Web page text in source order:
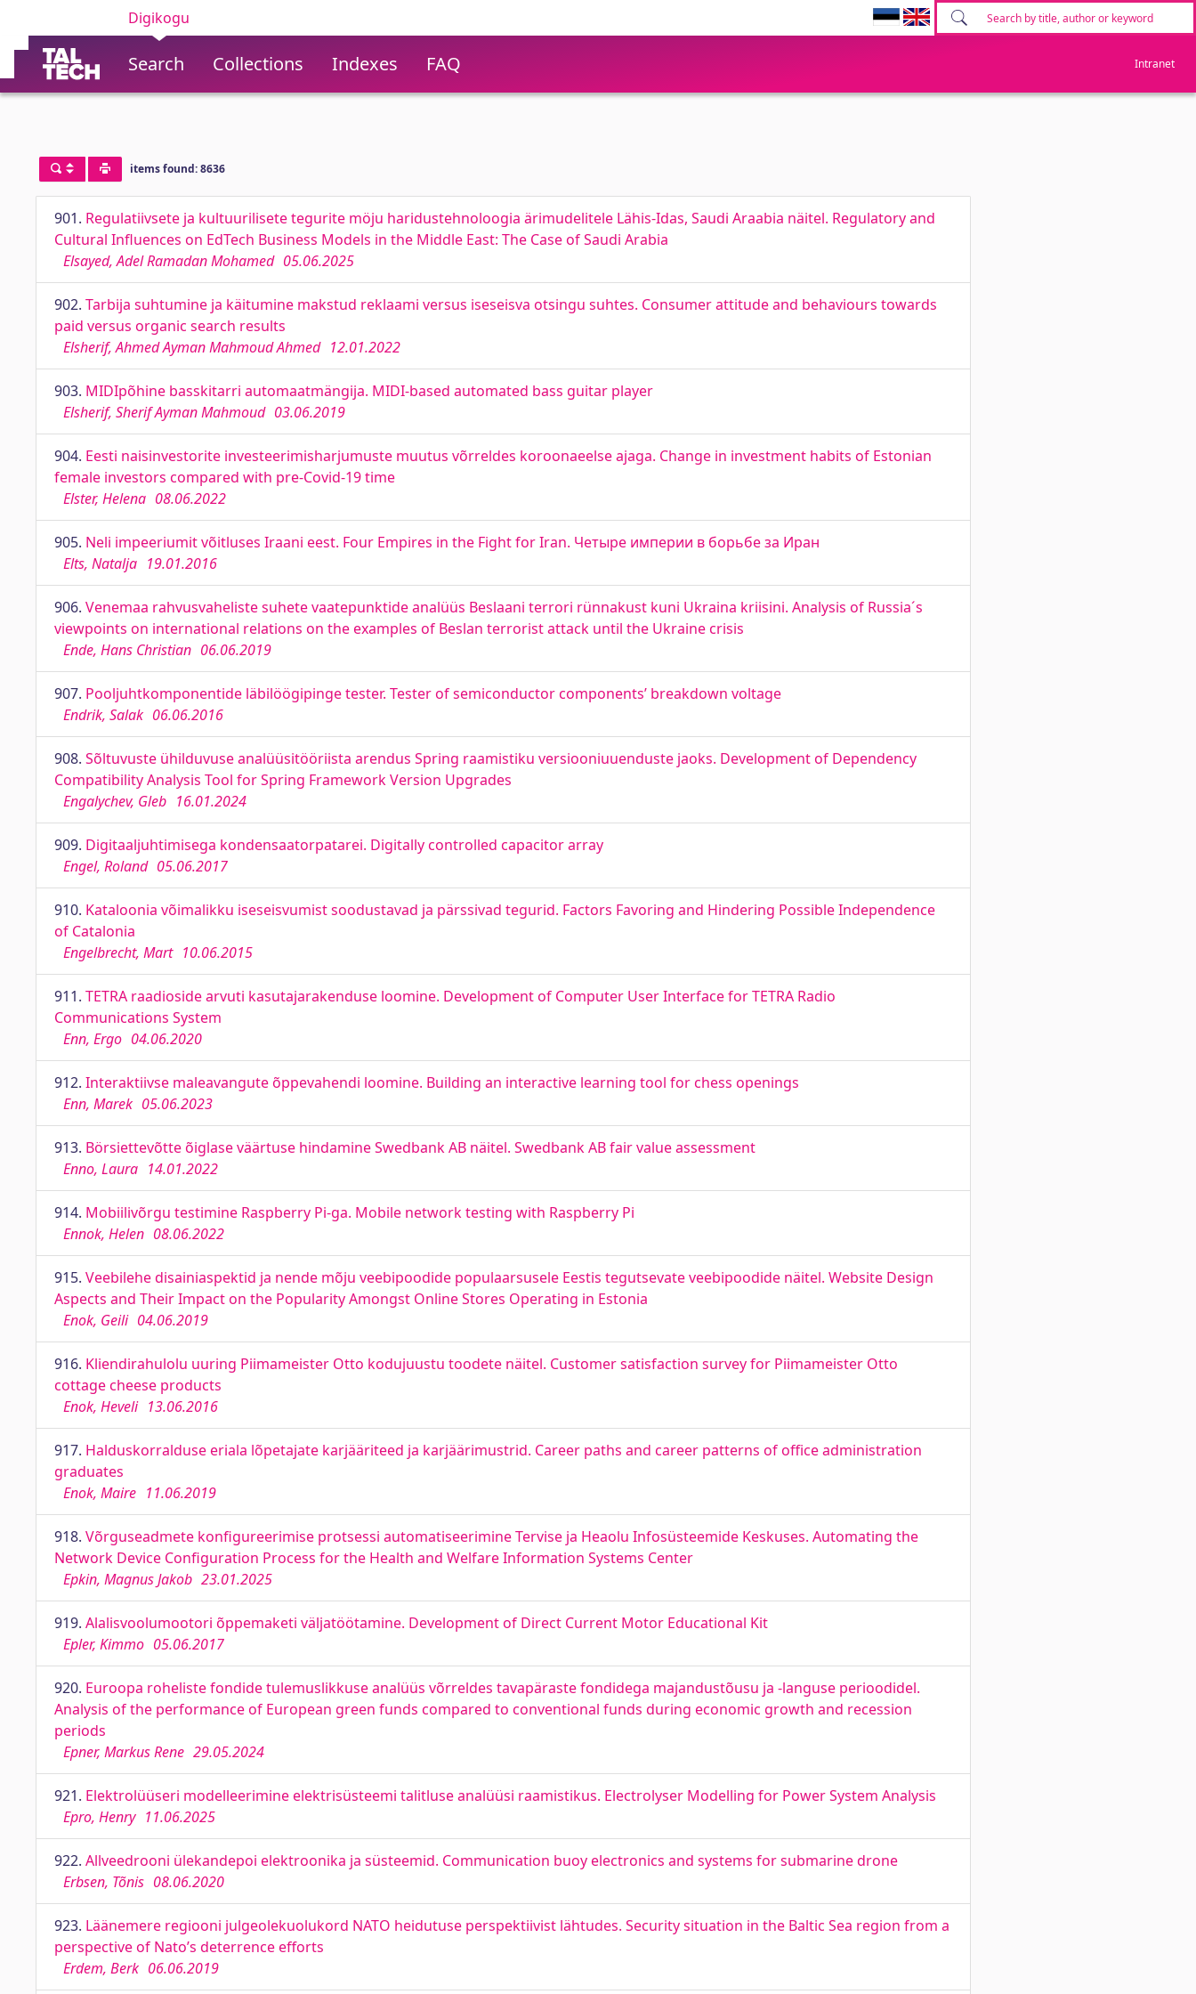
Digikogu
Search Collections Indexes FAQ Intranet
items found: 8636
901. Regulatiivsete ja kultuurilisete tegurite möju haridustehnoloogia ärimudelitele Lähis-Idas, Saudi Araabia näitel. Regulatory and
Cultural Influences on EdTech Business Models in the Middle East: The Case of Saudi Arabia
Elsayed, Adel Ramadan Mohamed 05.06.2025
902. Tarbija suhtumine ja käitumine makstud reklaami versus iseseisva otsingu suhtes. Consumer attitude and behaviours towards
paid versus organic search results
Elsherif, Ahmed Ayman Mahmoud Ahmed 12.01.2022
903. MIDIpõhine basskitarri automaatmängija. MIDI-based automated bass guitar player
Elsherif, Sherif Ayman Mahmoud 03.06.2019
904. Eesti naisinvestorite investeerimisharjumuste muutus võrreldes koroonaeelse ajaga. Change in investment habits of Estonian
female investors compared with pre-Covid-19 time
Elster, Helena 08.06.2022
905. Neli impeeriumit võitluses Iraani eest. Four Empires in the Fight for Iran. Четыре империи в борьбе за Иран
Elts, Natalja 19.01.2016
906. Venemaa rahvusvaheliste suhete vaatepunktide analüüs Beslaani terrori rünnakust kuni Ukraina kriisini. Analysis of Russia´s
viewpoints on international relations on the examples of Beslan terrorist attack until the Ukraine crisis
Ende, Hans Christian 06.06.2019
907. Pooljuhtkomponentide läbilöögipinge tester. Tester of semiconductor components’ breakdown voltage
Endrik, Salak 06.06.2016
908. Sõltuvuste ühilduvuse analüüsitööriista arendus Spring raamistiku versiooniuuenduste jaoks. Development of Dependency
Compatibility Analysis Tool for Spring Framework Version Upgrades
Engalychev, Gleb 16.01.2024
909. Digitaaljuhtimisega kondensaatorpatarei. Digitally controlled capacitor array
Engel, Roland 05.06.2017
910. Kataloonia võimalikku iseseisvumist soodustavad ja pärssivad tegurid. Factors Favoring and Hindering Possible Independence
of Catalonia
Engelbrecht, Mart 10.06.2015
911. TETRA raadioside arvuti kasutajarakenduse loomine. Development of Computer User Interface for TETRA Radio
Communications System
Enn, Ergo 04.06.2020
912. Interaktiivse maleavangute õppevahendi loomine. Building an interactive learning tool for chess openings
Enn, Marek 05.06.2023
913. Börsiettevõtte õiglase väärtuse hindamine Swedbank AB näitel. Swedbank AB fair value assessment
Enno, Laura 14.01.2022
914. Mobiilivõrgu testimine Raspberry Pi-ga. Mobile network testing with Raspberry Pi
Ennok, Helen 08.06.2022
915. Veebilehe disainiaspektid ja nende mõju veebipoodide populaarsusele Eestis tegutsevate veebipoodide näitel. Website Design
Aspects and Their Impact on the Popularity Amongst Online Stores Operating in Estonia
Enok, Geili 04.06.2019
916. Kliendirahulolu uuring Piimameister Otto kodujuustu toodete näitel. Customer satisfaction survey for Piimameister Otto
cottage cheese products
Enok, Heveli 13.06.2016
917. Halduskorralduse eriala lõpetajate karjääriteed ja karjäärimustrid. Career paths and career patterns of office administration
graduates
Enok, Maire 11.06.2019
918. Võrguseadmete konfigureerimise protsessi automatiseerimine Tervise ja Heaolu Infosüsteemide Keskuses. Automating the
Network Device Configuration Process for the Health and Welfare Information Systems Center
Epkin, Magnus Jakob 23.01.2025
919. Alalisvoolumootori õppemaketi väljatöötamine. Development of Direct Current Motor Educational Kit
Epler, Kimmo 05.06.2017
920. Euroopa roheliste fondide tulemuslikkuse analüüs võrreldes tavapäraste fondidega majandustõusu ja -languse perioodidel.
Analysis of the performance of European green funds compared to conventional funds during economic growth and recession
periods
Epner, Markus Rene 29.05.2024
921. Elektrolüüseri modelleerimine elektrisüsteemi talitluse analüüsi raamistikus. Electrolyser Modelling for Power System Analysis
Epro, Henry 11.06.2025
922. Allveedrooni ülekandepoi elektroonika ja süsteemid. Communication buoy electronics and systems for submarine drone
Erbsen, Tõnis 08.06.2020
923. Läänemere regiooni julgeolekuolukord NATO heidutuse perspektiivist lähtudes. Security situation in the Baltic Sea region from a
perspective of Nato’s deterrence efforts
Erdem, Berk 06.06.2019